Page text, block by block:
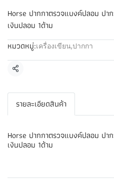
Horse ปากกาตรวจแบงค์ปลอม ปา
เงินปลอม 1ด้าม
หมวดหมู่:เครื่องเขียน,ปากกา
แชร์
รายละเอียดสินค้า
Horse ปากกาตรวจแบงค์ปลอม ปา
เงินปลอม 1ด้าม